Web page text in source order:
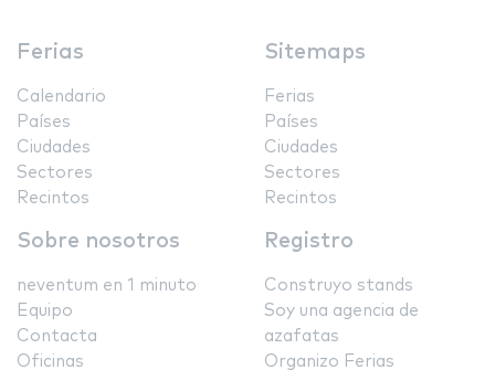
Ferias
Calendario
Países
Ciudades
Sectores
Recintos
Sitemaps
Ferias
Países
Ciudades
Sectores
Recintos
Sobre nosotros
neventum en 1 minuto
Equipo
Contacta
Oficinas
Registro
Construyo stands
Soy una agencia de
azafatas
Organizo Ferias